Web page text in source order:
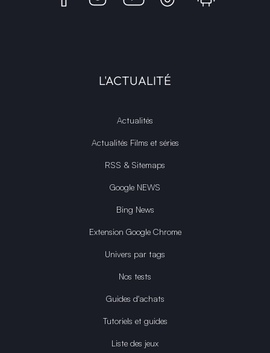
L'ACTUALITÉ
Actualités
Actualités Films et séries
RSS & Sitemaps
Google NEWS
Bing News
Extension Google Chrome
Univers par tags
Nos tests
Guides d'achats
Tutoriels et guides
Liste des jeux